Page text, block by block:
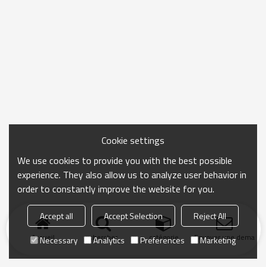
Accueil chercher catégorie Envoyer une
Cookie settings
We use cookies to provide you with the best possible
experience. They also allow us to analyze user behavior in
order to constantly improve the website for you.
Accept all Accept Selection
Reject All
Necessary
Analytics Preferences Marketing